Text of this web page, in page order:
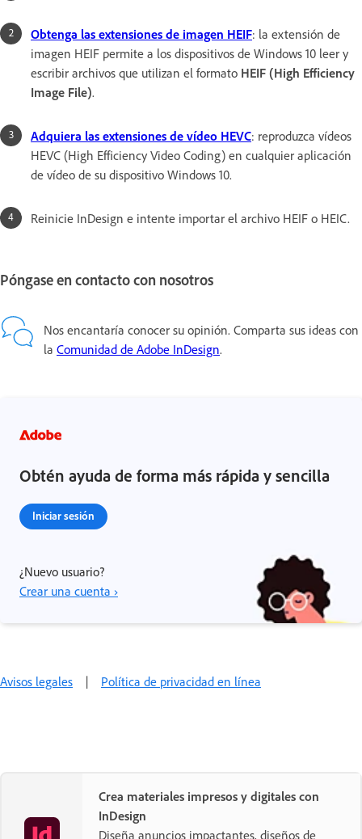
Obtenga las extensiones de imagen HEIF: la extensión de
imagen HEIF permite a los dispositivos de Windows 10 leer y
escribir archivos que utilizan el formato HEIF (High Efficiency
Image File).
Adquiera las extensiones de vídeo HEVC: reproduzca vídeos
HEVC (High Efficiency Video Coding) en cualquier aplicación
de vídeo de su dispositivo Windows 10.
Reinicie InDesign e intente importar el archivo HEIF o HEIC.
Póngase en contacto con nosotros
Nos encantaría conocer su opinión. Comparta sus ideas con
la Comunidad de Adobe InDesign.
Obtén ayuda de forma más rápida y sencilla
Iniciar sesión
¿Nuevo usuario?
Crear una cuenta ›
Avisos legales | Política de privacidad en línea
Crea materiales impresos y digitales con
InDesign
Diseña anuncios impactantes, diseños de